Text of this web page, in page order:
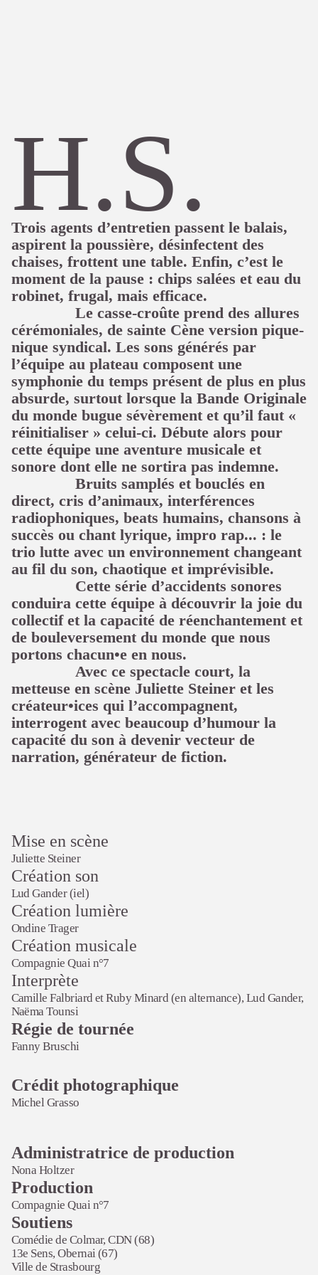
H.S.
Trois agents d’entretien passent le balais,
aspirent la poussière, désinfectent des
chaises, frottent une table. Enfin, c’est le
moment de la pause : chips salées et eau du
robinet, frugal, mais efficace.
Le casse-croûte prend des allures
cérémoniales, de sainte Cène version pique-
nique syndical. Les sons générés par
l’équipe au plateau composent une
symphonie du temps présent de plus en plus
absurde, surtout lorsque la Bande Originale
du monde bugue sévèrement et qu’il faut «
réinitialiser » celui-ci. Débute alors pour
cette équipe une aventure musicale et
sonore dont elle ne sortira pas indemne.
Bruits samplés et bouclés en
direct, cris d’animaux, interférences
radiophoniques, beats humains, chansons à
succès ou chant lyrique, impro rap... : le
trio lutte avec un environnement changeant
au fil du son, chaotique et imprévisible.
Cette série d’accidents sonores
conduira cette équipe à découvrir la joie du
collectif et la capacité de réenchantement et
de bouleversement du monde que nous
portons chacun•e en nous.
Avec ce spectacle court, la
metteuse en scène Juliette Steiner et les
créateur•ices qui l’accompagnent,
interrogent avec beaucoup d’humour la
capacité du son à devenir vecteur de
narration, générateur de fiction.
Mise en scène
Juliette Steiner
Création son
Lud Gander (iel)
Création lumière
Ondine Trager
Création musicale
Compagnie Quai n°7
Interprète
Camille Falbriard et Ruby Minard (en alternance), Lud Gander,
Naëma Tounsi
Régie de tournée
Fanny Bruschi
Crédit photographique
Michel Grasso
Administratrice de production
Nona Holtzer
Production
Compagnie Quai n°7
Soutiens
Comédie de Colmar, CDN (68)
13e Sens, Obernai (67)
Ville de Strasbourg